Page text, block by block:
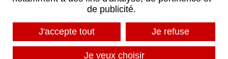
MENTIONS LÉGALES
PLAN DU SITE
de publicité.
J'accepte tout Je refuse
Je veux choisir